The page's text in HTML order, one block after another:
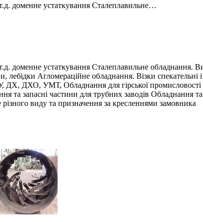
доменне устаткування Сталеплавильне…
доменне устаткування Сталеплавильне обладнання.
Агломераційне обладнання. Візки спекательні
ДХ, ДХО, УМТ, Обладнання для гірської
запасні частини для трубних заводів Обладнання
виду та призначення за кресленнями замовника